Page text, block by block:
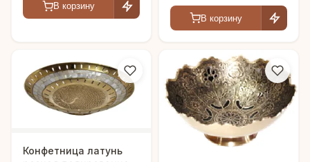
В корзину
В корзину
Конфетница латунь